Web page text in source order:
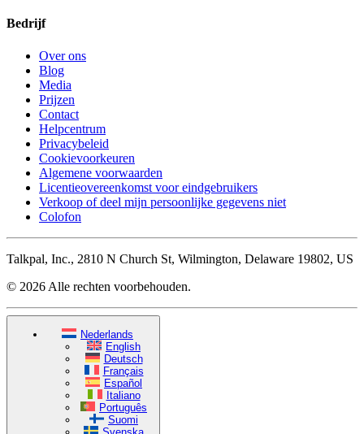
Bedrijf
Over ons
Blog
Media
Prijzen
Contact
Helpcentrum
Privacybeleid
Cookievoorkeuren
Algemene voorwaarden
Licentieovereenkomst voor eindgebruikers
Verkoop of deel mijn persoonlijke gegevens niet
Colofon
Talkpal, Inc., 2810 N Church St, Wilmington, Delaware 19802, US
© 2026 Alle rechten voorbehouden.
Nederlands
English
Deutsch
Français
Español
Italiano
Português
Suomi